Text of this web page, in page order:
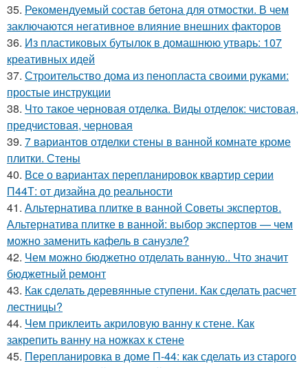
35. Рекомендуемый состав бетона для отмостки. В чем
заключаются негативное влияние внешних факторов
36. Из пластиковых бутылок в домашнюю утварь: 107
креативных идей
37. Строительство дома из пенопласта своими руками:
простые инструкции
38. Что такое черновая отделка. Виды отделок: чистовая,
предчистовая, черновая
39. 7 вариантов отделки стены в ванной комнате кроме
плитки. Стены
40. Все о вариантах перепланировок квартир серии
П44Т: от дизайна до реальности
41. Альтернатива плитке в ванной Советы экспертов.
Альтернатива плитке в ванной: выбор экспертов — чем
можно заменить кафель в санузле?
42. Чем можно бюджетно отделать ванную.. Что значит
бюджетный ремонт
43. Как сделать деревянные ступени. Как сделать расчет
лестницы?
44. Чем приклеить акриловую ванну к стене. Как
закрепить ванну на ножках к стене
45. Перепланировка в доме П-44: как сделать из старого